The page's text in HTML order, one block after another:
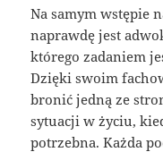
Na samym wstępie
naprawdę jest
którego zadaniem
Dzięki swoim
bronić jedną ze
sytuacji w życiu,
potrzebna. Każda